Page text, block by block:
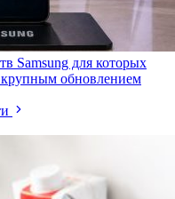
Samsung для которых
обновлением